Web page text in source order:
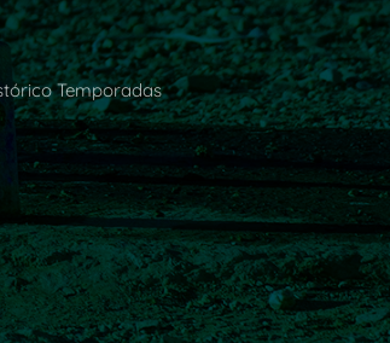
Temporadas